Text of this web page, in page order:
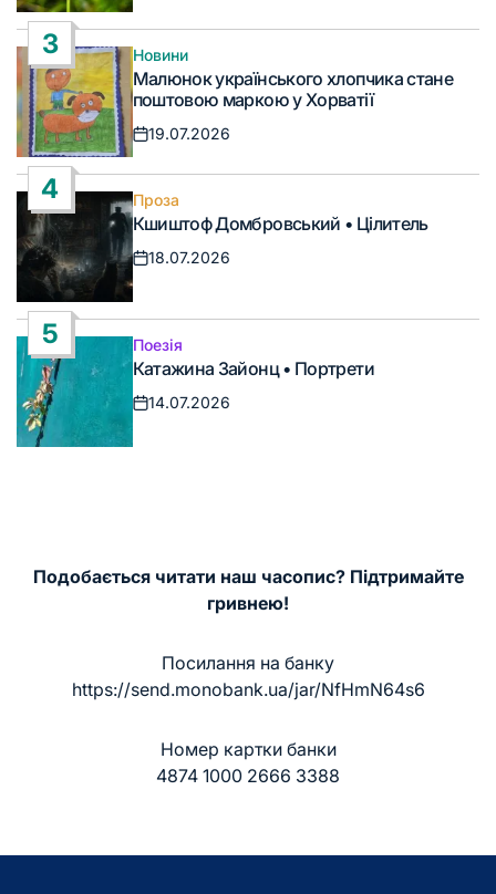
3
Опублікувати
у
Новини
Малюнок українського хлопчика стане
поштовою маркою у Хорватії
Дата
19.07.2026
4
Опублікувати
у
Проза
Кшиштоф Домбровський • Цілитель
Дата
запису
18.07.2026
5
Опублікувати
у
Поезія
Катажина Зайонц • Портрети
Дата
14.07.2026
Подобається читати наш часопис? Підтримайте
гривнею!
Посилання на банку
https://send.monobank.ua/jar/NfHmN64s6
Номер картки банки
4874 1000 2666 3388